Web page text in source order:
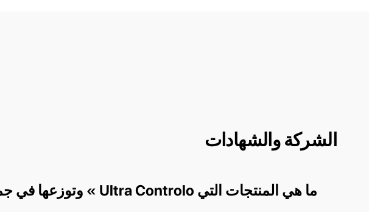
الشركة والشهادات
ما هي المنتجات التي Ultra Controlo » وتوزعها في جميع أنحاء العالم؟